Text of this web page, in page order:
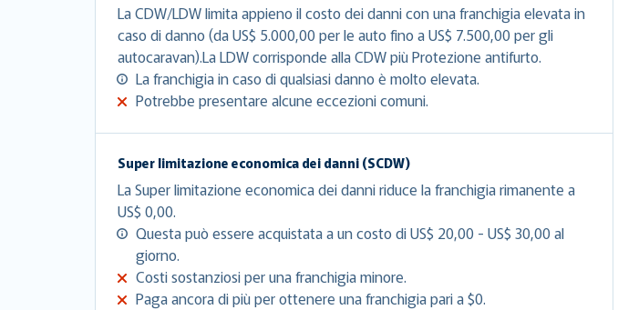
La CDW/LDW limita appieno il costo dei danni con una franchigia elevata in
caso di danno (da US$ 5.000,00 per le auto fino a US$ 7.500,00 per gli
autocaravan).La LDW corrisponde alla CDW più Protezione antifurto.
La franchigia in caso di qualsiasi danno è molto elevata.
Potrebbe presentare alcune eccezioni comuni.
Super limitazione economica dei danni (SCDW)
La Super limitazione economica dei danni riduce la franchigia rimanente a
US$ 0,00.
Questa può essere acquistata a un costo di US$ 20,00 - US$ 30,00 al
giorno.
Costi sostanziosi per una franchigia minore.
Paga ancora di più per ottenere una franchigia pari a $0.